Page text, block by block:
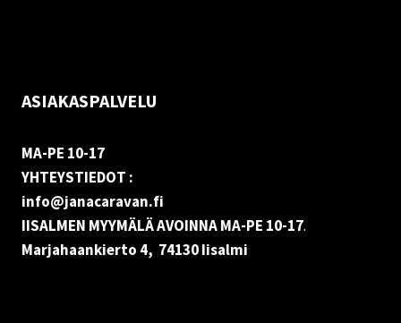
ASIAKASPALVELU
MA-PE 10-17
YHTEYSTIEDOT :
info@janacaravan.fi
IISALMEN MYYMÄLÄ AVOINNA MA-PE 10-17.
Marjahaankierto 4, 74130 Iisalmi